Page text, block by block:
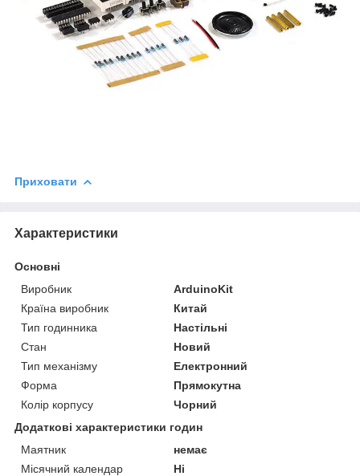
Приховати
Характеристики
Основні
Виробник
ArduinoKit
Країна виробник
Китай
Тип годинника
Настільні
Стан
Новий
Тип механізму
Електронний
Форма
Прямокутна
Колір корпусу
Чорний
Додаткові характеристики годин
Маятник
немає
Місячний календар
Ні